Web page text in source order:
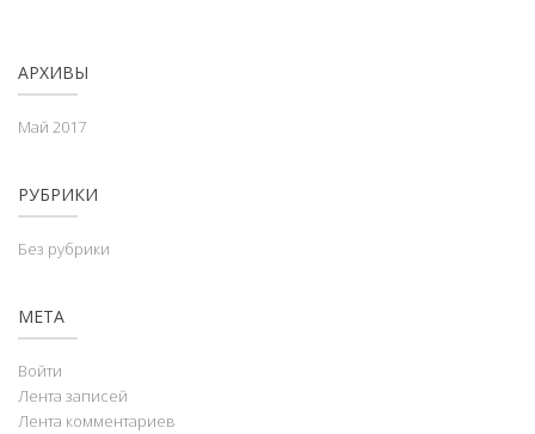
АРХИВЫ
Май 2017
РУБРИКИ
Без рубрики
МЕТА
Войти
Лента записей
Лента комментариев